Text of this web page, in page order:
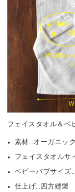
フェイスタオル＆ベ
素材…オーガニッ
フェイスタオルサ
ベビーバブサイズ
仕上げ…四方縫製